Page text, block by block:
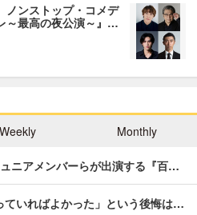
ンストップ・コメデ
～最高の夜公演～』…
Weekly Monthly
ニアメンバーらが出演する『百…
いればよかった」という後悔は…